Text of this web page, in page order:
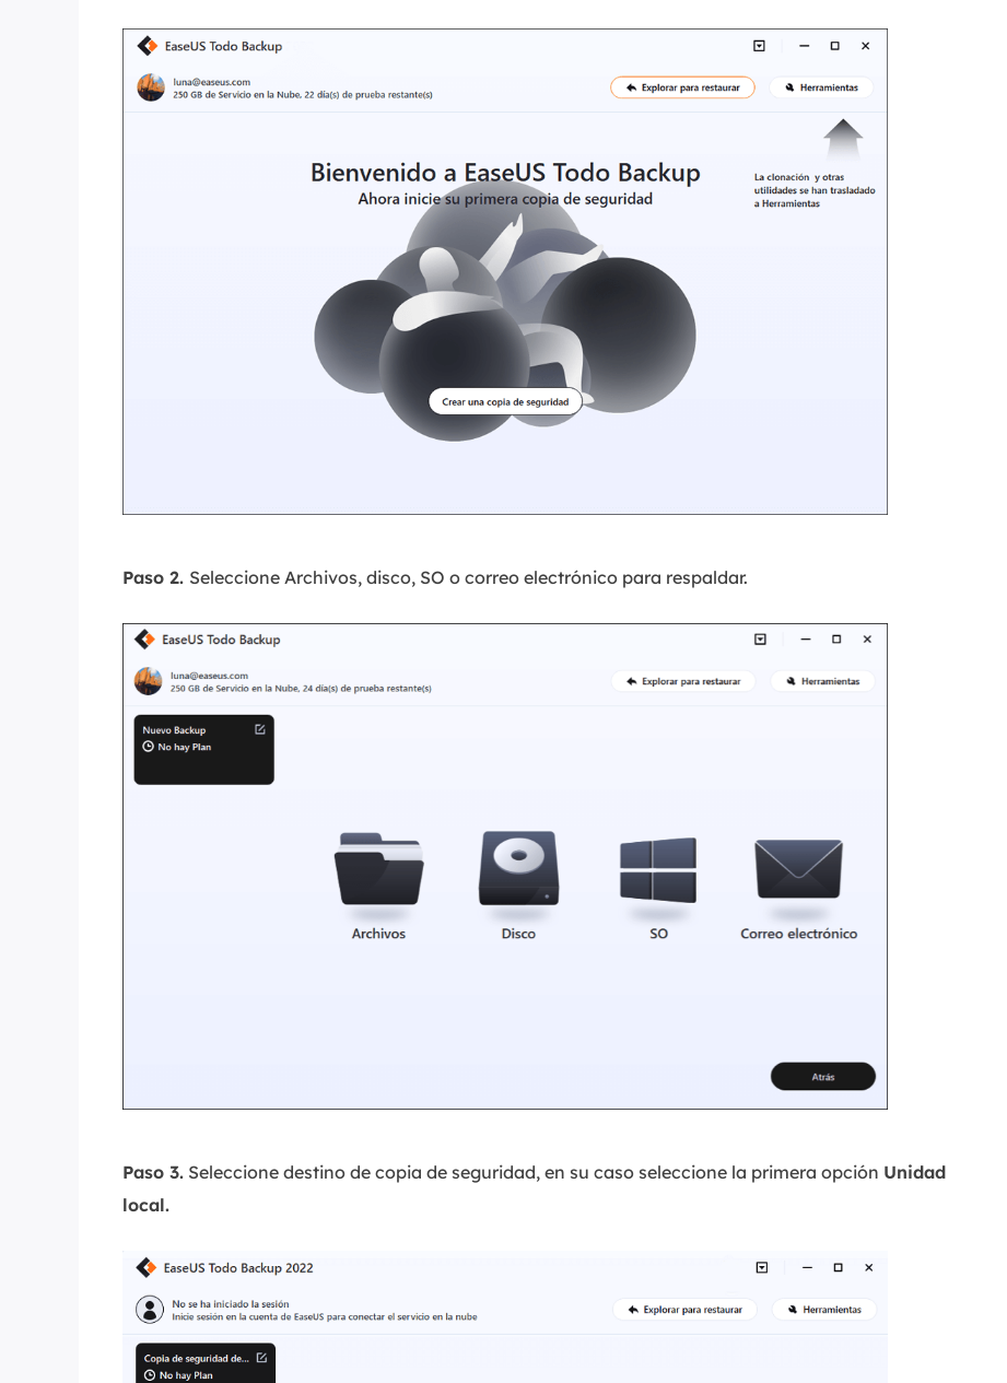
Paso 2. Seleccione Archivos, disco, SO o correo electrónico para respaldar.
Paso 3. Seleccione destino de copia de seguridad, en su caso seleccione la primera opción Unidad
local.